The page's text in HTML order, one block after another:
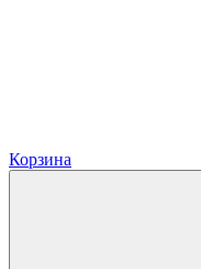
Корзина